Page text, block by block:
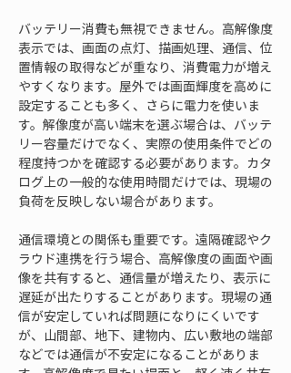
バッテリー消費も無視できません。高解像度
表示では、画面の点灯、描画処理、通信、位
置情報の取得などが重なり、消費電力が増え
やすくなります。屋外では画面輝度を高めに
設定することも多く、さらに電力を使いま
す。解像度が高い端末を選ぶ場合は、バッテ
リー容量だけでなく、実際の使用条件でどの
程度持つかを確認する必要があります。カタ
ログ上の一般的な使用時間だけでは、現場の
負荷を反映しない場合があります。
通信環境との関係も重要です。遠隔確認やク
ラウド連携を行う場合、高解像度の画面や画
像を共有すると、通信量が増えたり、表示に
遅延が出たりすることがあります。現場の通
信が安定していれば問題になりにくいです
が、山間部、地下、建物内、広い敷地の端部
などでは通信が不安定になることがありま